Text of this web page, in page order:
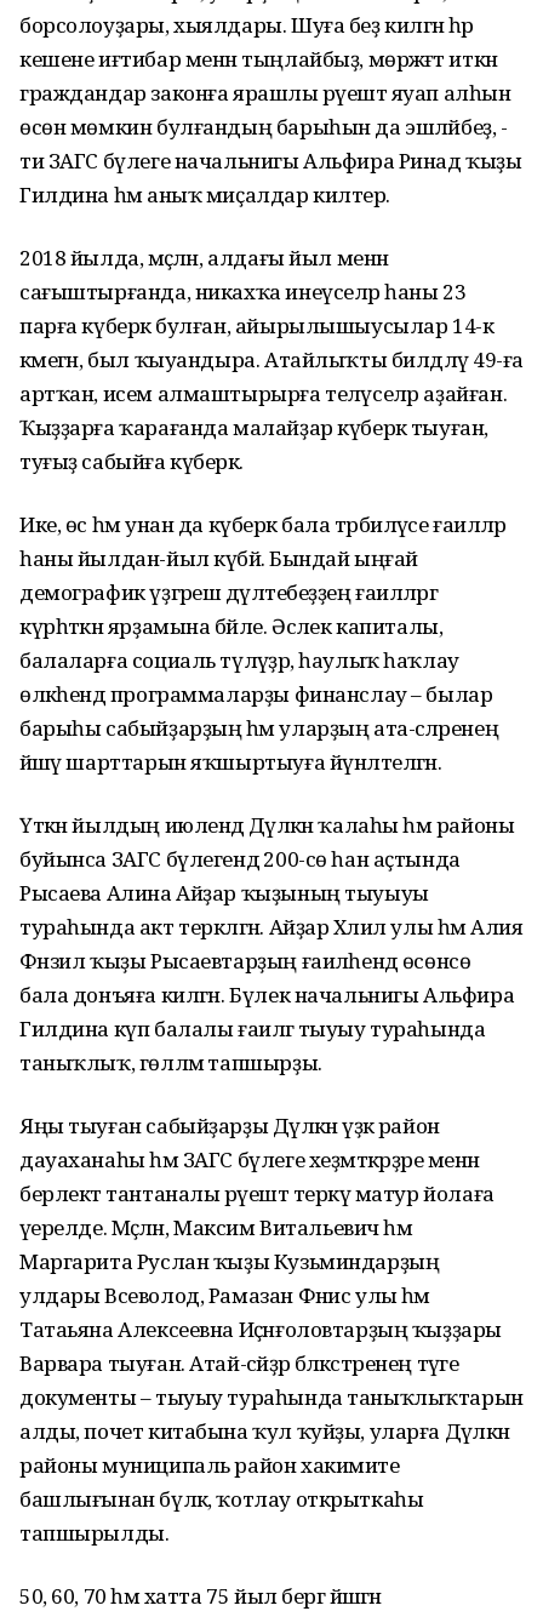
борсолоуҙары, хыялдары. Шуға беҙ килгән һәр
кешене иғтибар менән тыңлайбыҙ, мөрәжәғәт иткән
граждандар законға ярашлы рәүештә яуап алһын
өсөн мөмкин булғандың барыһын да эшләйбеҙ, -
ти ЗАГС бүлеге начальнигы Альфира Ринад ҡыҙы
Гилдина һәм аныҡ миҫалдар килтерә.
2018 йылда, мәҫәлән, алдағы йыл менән
сағыштырғанда, никахҡа инеүселәр һаны 23
парға күберәк булған, айырылышыусылар 14-кә
кәмегән, был ҡыуандыра. Атайлыҡты билдәләү 49-ға
артҡан, исем алмаштырырға теләүселәр аҙайған.
Ҡыҙҙарға ҡарағанда малайҙар күберәк тыуған,
туғыҙ сабыйға күберәк.
Ике, өс һәм унан да күберәк бала тәрбиәләүсе ғаиләләр
һаны йылдан-йыл күбәйә. Бындай ыңғай
демографик үҙгәреш дәүләтебеҙҙең ғаиләләргә
күрһәткән ярҙамына бәйле. Әсәлек капиталы,
балаларға социаль түләүҙәр, һаулыҡ һаҡлау
өлкәһендә программаларҙы финанслау – былар
барыһы сабыйҙарҙың һәм уларҙың ата-әсәләренең
йәшәү шарттарын яҡшыртыуға йүнәлтелгән.
Үткән йылдың июлендә Дәүләкән ҡалаһы һәм районы
буйынса ЗАГС бүлегендә 200-сө һан аҫтында
Рысаева Алина Айҙар ҡыҙының тыуыуы
тураһында акт теркәлгән. Айҙар Хәлил улы һәм Алия
Фәнзил ҡыҙы Рысаевтарҙың ғаиләһендә өсөнсө
бала донъяға килгән. Бүлек начальнигы Альфира
Гилдина күп балалы ғаиләгә тыуыу тураһында
таныҡлыҡ, гөлләмә тапшырҙы.
Яңы тыуған сабыйҙарҙы Дәүләкән үҙәк район
дауаханаһы һәм ЗАГС бүлеге хеҙмәткәрҙәре менән
берлектә тантаналы рәүештә теркәү матур йолаға
әүерелде. Мәҫәлән, Максим Витальевич һәм
Маргарита Руслан ҡыҙы Кузьминдарҙың
улдары Всеволод, Рамазан Фәнис улы һәм
Татаьяна Алексеевна Иҫәнғоловтарҙың ҡыҙҙары
Варвара тыуған. Атай-әсәйҙәр бәләкәстәренең тәүге
документы – тыуыу тураһында таныҡлыҡтарын
алды, почет китабына ҡул ҡуйҙы, уларға Дәүләкән
районы муниципаль район хакимиәте
башлығынан бүләк, ҡотлау открыткаһы
тапшырылды.
50, 60, 70 һәм хатта 75 йыл бергә йәшәгән